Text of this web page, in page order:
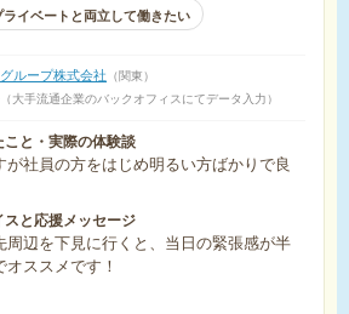
イベートと両立して働きたい
ループ株式会社 関東
大手流通企業のバックオフィスにてデータ入力
と・実際の体験談
社員の方をはじめ明るい方ばかりで良
と応援メッセージ
辺を下見に行くと、当日の緊張感が半
ススメです！